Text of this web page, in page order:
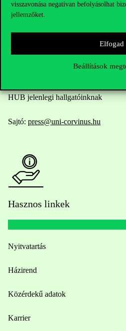
visszavonása negatívan befolyásolhat
jellemzőket.
Elfogad
Beállítások
Kérdésed van a felvételivel
HUB jelenlegi hallgatóinknak
Sajtó: press@uni-corvinus.hu
Hasznos linkek
Nyitvatartás
Házirend
Közérdekű adatok
Karrier